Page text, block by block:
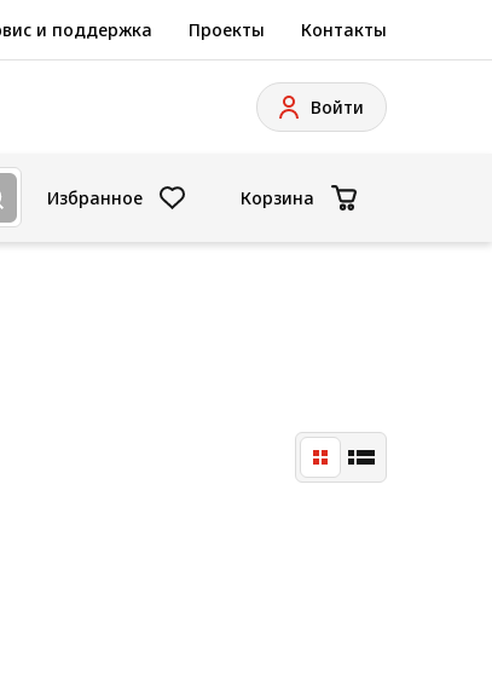
и поддержка Проекты Контакты
Войти
Избранное Корзина